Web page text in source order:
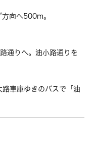
向へ500m。
通りへ。油小路通りを
車庫ゆきのバスで「油